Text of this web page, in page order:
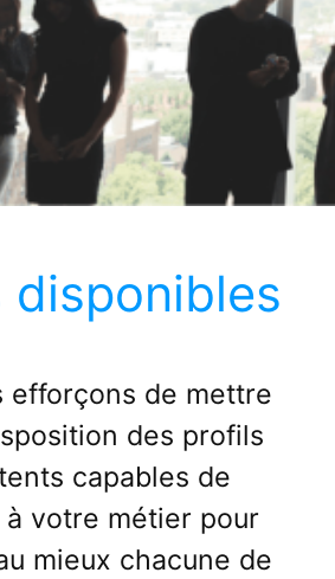
disponibles
efforçons de mettre
des profils
capables de
à votre métier pour
mieux chacune de